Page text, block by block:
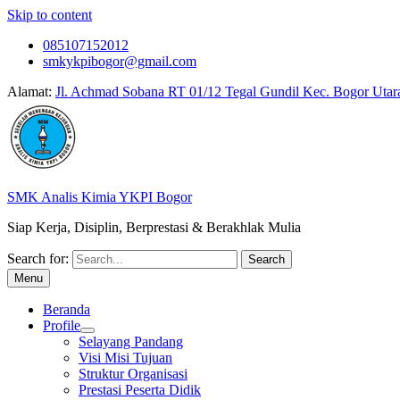
Skip to content
085107152012
smkykpibogor@gmail.com
Alamat: Jl. Achmad Sobana RT 01/12 Tegal Gundil Kec. Bogor
SMK Analis Kimia YKPI Bogor
Siap Kerja, Disiplin, Berprestasi & Berakhlak Mulia
Search for:
Menu
Beranda
Profile
Selayang Pandang
Visi Misi Tujuan
Struktur Organisasi
Prestasi Peserta Didik